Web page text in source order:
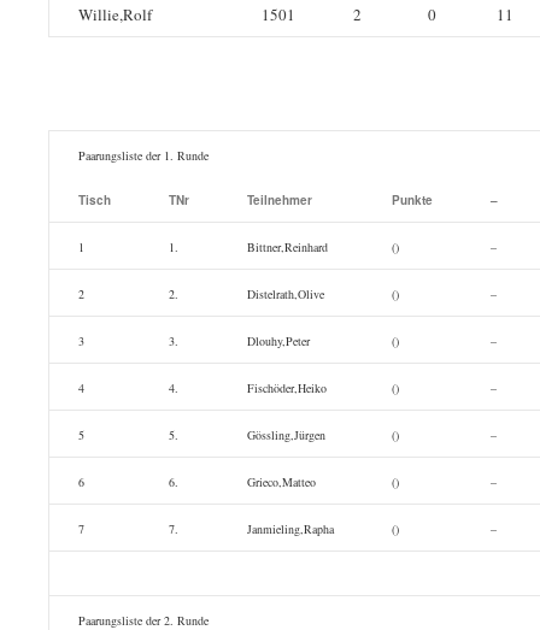
Willie,Rolf 1501 2 0 11
Paarungsliste der 1. Runde
Tisch TNr Teilnehmer Punkte –
1 1. Bittner,Reinhard () –
2 2. Distelrath,Olive () –
3 3. Dlouhy,Peter () –
4 4. Fischöder,Heiko () –
5 5. Gössling,Jürgen () –
6 6. Grieco,Matteo () –
7 7. Janmieling,Rapha () –
Paarungsliste der 2. Runde